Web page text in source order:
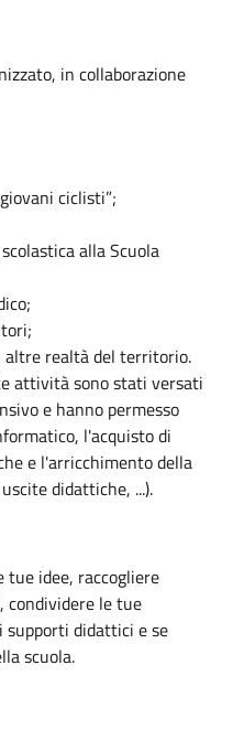
in collaborazione
ciclisti”;
alla Scuola
altre realtà del territorio.
attività sono stati versati
e hanno permesso
l'acquisto di
e l'arricchimento della
didattiche, ...).
tue idee, raccogliere
condividere le tue
supporti didattici e se
scuola.